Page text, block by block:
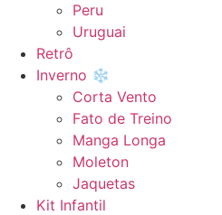
Peru
Uruguai
Retrô
Inverno ❄️
Corta Vento
Fato de Treino
Manga Longa
Moleton
Jaquetas
Kit Infantil